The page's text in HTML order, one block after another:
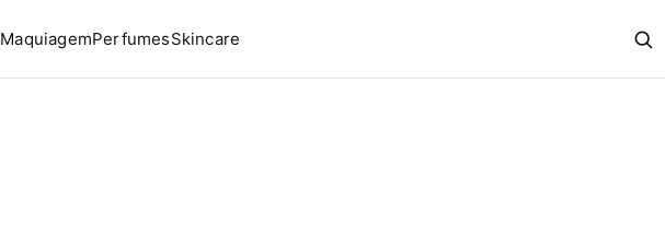
MaquiagemPerfumesSkincare